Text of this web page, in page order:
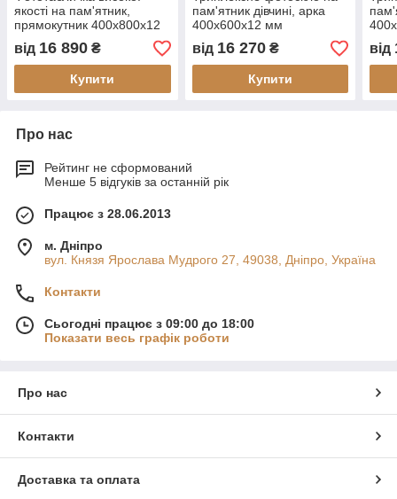
якості на пам'ятник,
прямокутник 400х800x12
мм
від 16 890 ₴
Купити
пам'ятник дівчині, арка
400х600х12 мм
від 16 270₴
Купити
від
Про нас
Рейтинг не сформований
Менше 5 відгуків за останній рік
Працює з 28.06.2013
м. Дніпро
вул. Князя Ярослава Мудрого 27, 49038, Дніпро, Україна
Контакти
Сьогодні працює з 09:00 до 18:00
Показати весь графік роботи
Про нас
Контакти
Доставка та оплата